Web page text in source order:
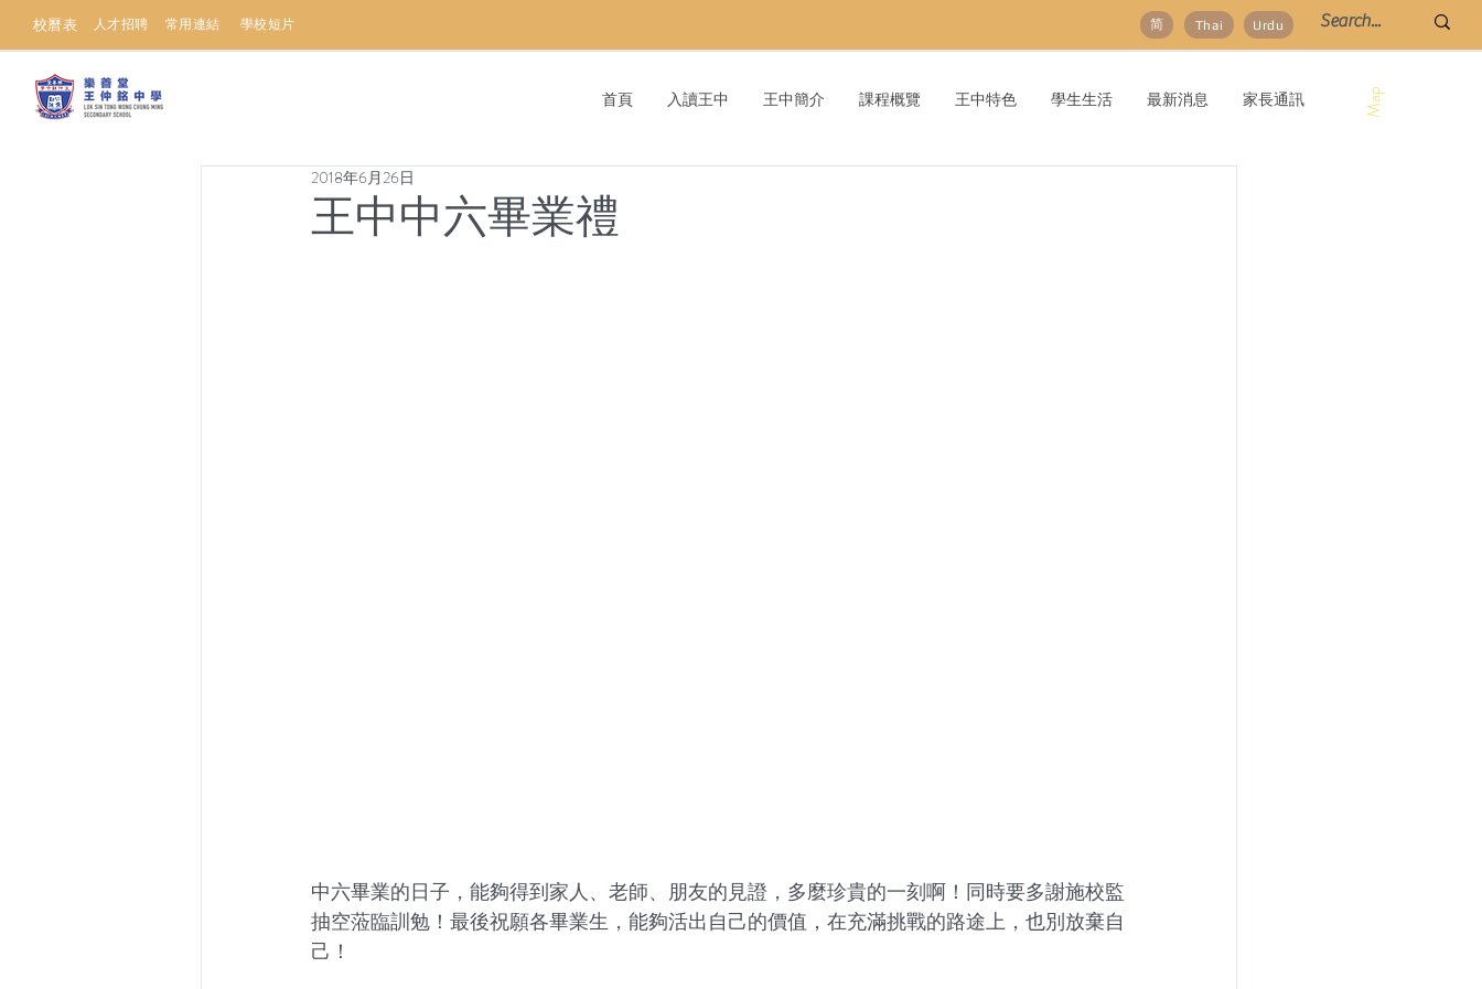
常用連結
人才招聘
校曆表 學校短片
首頁 入讀王中 王中簡介 課程概覽 王中特色 學生生活 最新消息 家長通訊 Map
Urdu
Thai
简
王中中六畢業禮
2018年6月26日
中六畢業的日子，能夠得到家人、老師、朋友的見證，多麼珍貴的一刻啊！同時要多謝施校監
抽空蒞臨訓勉！最後祝願各畢業生，能夠活出自己的價值，在充滿挑戰的路途上，也別放棄自
己！